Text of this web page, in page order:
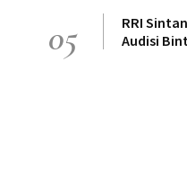
05
RRI
Audisi